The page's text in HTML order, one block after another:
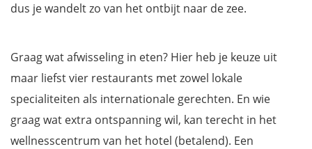
dus je wandelt zo van het ontbijt naar de zee.
Graag wat afwisseling in eten? Hier heb je keuze uit
maar liefst vier restaurants met zowel lokale
specialiteiten als internationale gerechten. En wie
graag wat extra ontspanning wil, kan terecht in het
wellnesscentrum van het hotel (betalend). Een